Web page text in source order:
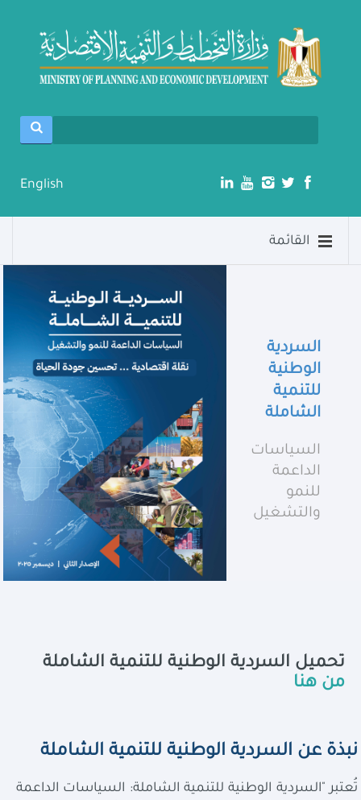
English
القائمة
السردية
الوطنية
للتنمية
الشاملة
السياسات
الداعمة
للنمو
والتشغيل
تحميل السردية الوطنية للتنمية الشاملة
من هنا
نبذة عن السردية الوطنية للتنمية الشاملة
تُعتبر "السردية الوطنية للتنمية الشاملة: السياسات الداعمة